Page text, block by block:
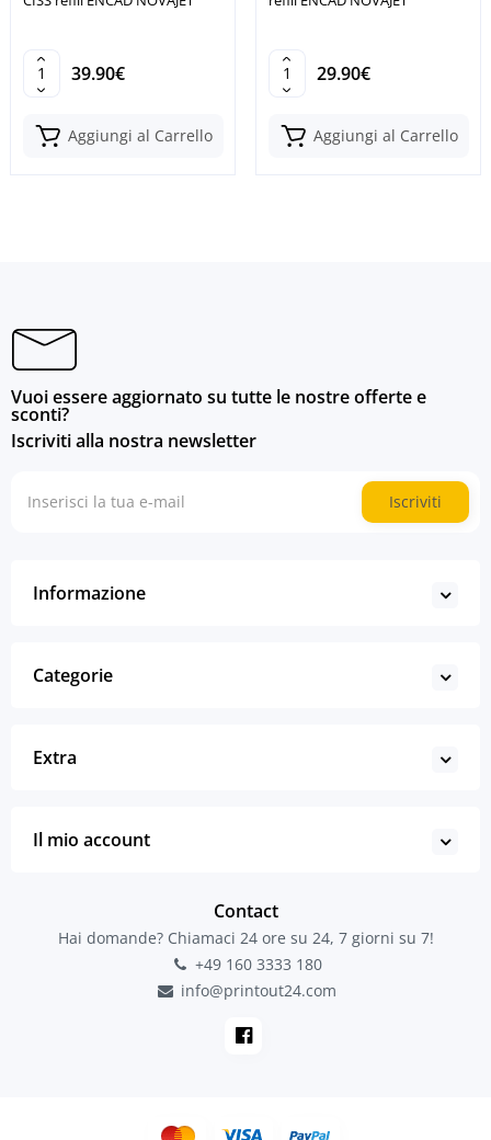
39.90€
Aggiungi al Carrello
29.90€
Aggiungi al Carrello
Vuoi essere aggiornato su tutte le nostre offerte e
sconti?
Iscriviti alla nostra newsletter
Iscriviti
Informazione
Categorie
Extra
Il mio account
Contact
Hai domande? Chiamaci 24 ore su 24, 7 giorni su 7!
+49 160 3333 180
info@printout24.com